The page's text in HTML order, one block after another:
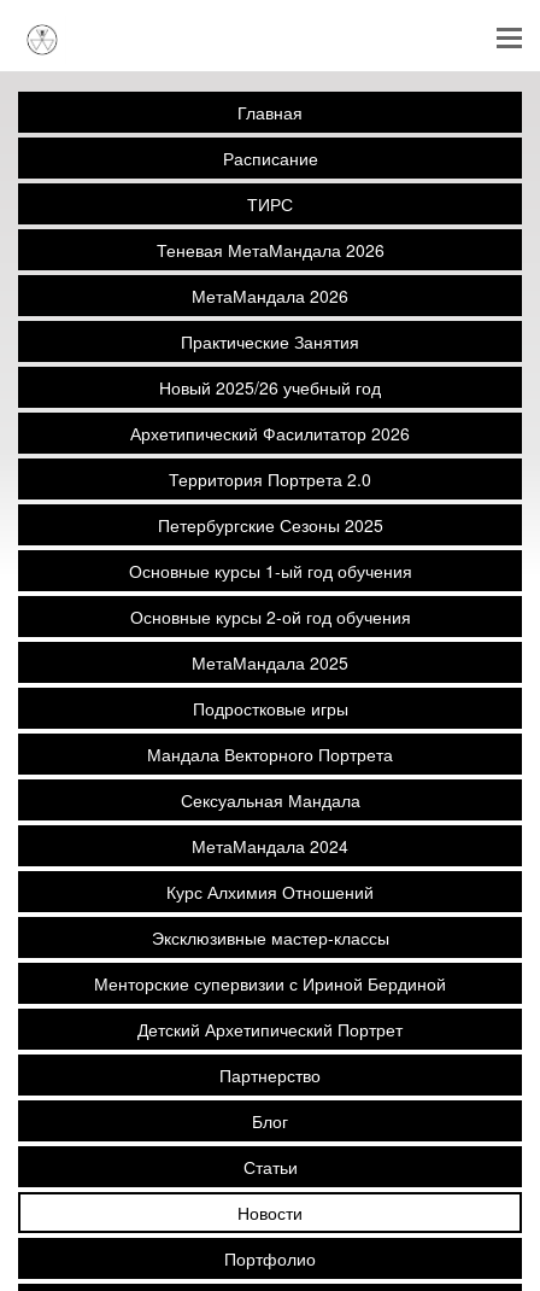
Главная
Расписание
ТИРС
Теневая МетаМандала 2026
МетаМандала 2026
Практические Занятия
Новый 2025/26 учебный год
Архетипический Фасилитатор 2026
Территория Портрета 2.0
Петербургские Сезоны 2025
Основные курсы 1-ый год обучения
Основные курсы 2-ой год обучения
МетаМандала 2025
Подростковые игры
Мандала Векторного Портрета
Сексуальная Мандала
МетаМандала 2024
Курс Алхимия Отношений
Эксклюзивные мастер-классы
Менторские супервизии с Ириной Бердиной
Детский Архетипический Портрет
Партнерство
Блог
Статьи
Новости
Портфолио